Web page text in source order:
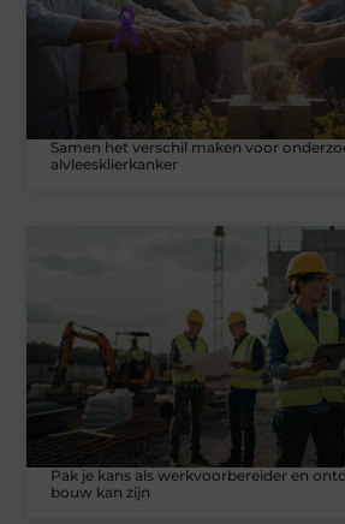
Samen het verschil maken voor
alvleesklierkanker
Pak je kans als werkvoorbereider en
bouw kan zijn